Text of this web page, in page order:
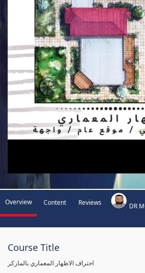
Overview Content Reviews DR
Course Title
احتراف الاظهار المعماري بالماركر